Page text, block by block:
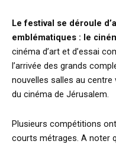
Le festival se déroule
emblématiques : le
cinéma d’art et d’essai
l’arrivée des grands
nouvelles salles au centre
du cinéma de Jérusalem.
Plusieurs compétitions
courts métrages. A noter